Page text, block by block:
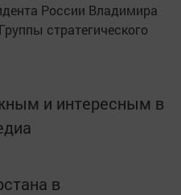
России Владимира
стратегического
и интересным в
в